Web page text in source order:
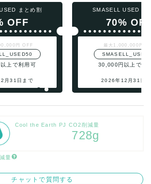
まとめ割
OFF
円 OFF
上で利用可
月31日まで
SMASELL USED ま
70%
最大1,000,000円
30,000円以上で利
2026年12月31日
Cool the Earth PJ CO2削減量
728g
量
チャットで質問する